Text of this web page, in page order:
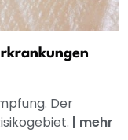
Der
| mehr